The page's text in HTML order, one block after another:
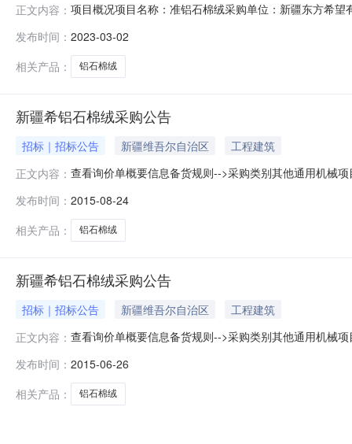
正文内容： 项目概况项目名称：准铝石棉绒采购单位：新疆东方希
发布时间： 2023-03-02
相关产品：
铝石棉绒
新疆希铝石棉绒采购公告
招标｜招标公告 新疆维吾尔自治区
工程建筑
正文内容： 查看询价单概要信息备货规则-->采购类别其他通用机械
规格型号计量单位数量备注技术及质量要求交货日期供
发布时间： 2015-08-24
相关产品：
铝石棉绒
新疆希铝石棉绒采购公告
招标｜招标公告 新疆维吾尔自治区
工程建筑
正文内容： 查看询价单概要信息备货规则-->采购类别其他通用机械
规格型号计量单位数量备注技术及质量要求交货日期供
发布时间： 2015-06-26
相关产品：
铝石棉绒